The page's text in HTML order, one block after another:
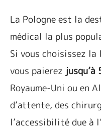
La Pologne est la
médical la plus
Si vous choisissez la
vous paierez jusqu’à
Royaume-Uni ou en
d’attente, des
l’accessibilité due à